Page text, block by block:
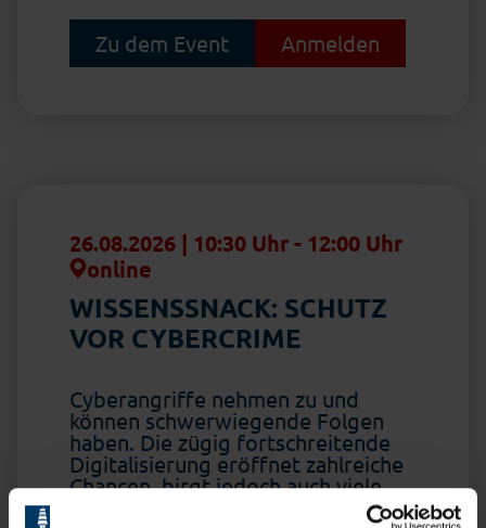
Zu dem Event Anmelden
26.08.2026 | 10:30 Uhr- 12:00 Uhr
online
WISSENSSNACK: SCHUTZ
VOR CYBERCRIME
Cyberangriffe nehmen zu und
können schwerwiegende Folgen
haben. Die zügig fortschreitende
Digitalisierung eröffnet zahlreiche
Chancen, birgt jedoch auch viele